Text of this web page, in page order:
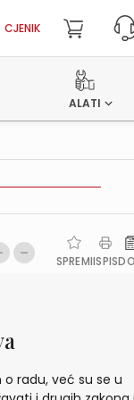
CJENIK
ALATI
SPREMIISPIS
radu, već su se u